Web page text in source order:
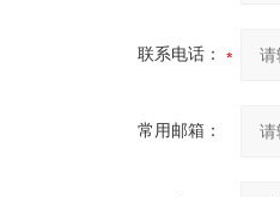
联系电话：
常用邮箱：